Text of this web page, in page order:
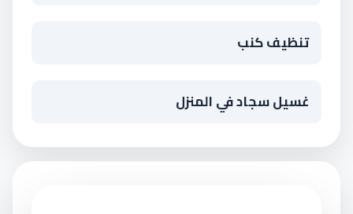
تنظيف كنب
غسيل سجاد في المنزل